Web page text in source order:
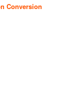
Conversion